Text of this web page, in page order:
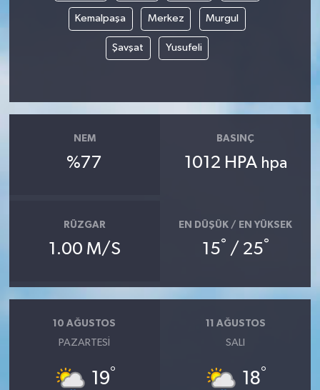
Kemalpaşa Merkez Murgul
Şavşat Yusufeli
NEM
%77
BASINÇ
1012 HPA hpa
RÜZGAR
1.00 M/S
EN DÜŞÜK / EN YÜKSEK
15° / 25°
10 AĞUSTOS
PAZARTESI
19°
11 AĞUSTOS
SALI
18°